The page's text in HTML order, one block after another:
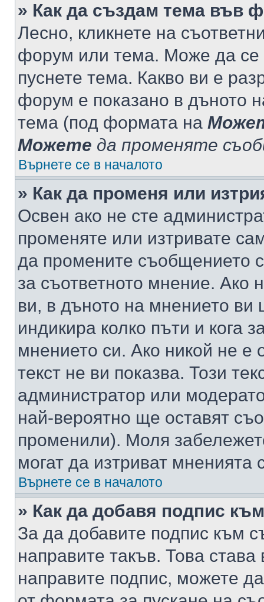
» Как да създам тема във
Лесно, кликнете на
форум или тема. Може да се
пуснете тема. Какво ви е
форум е показано в дъното
тема (под формата на
Можете да променяте
Върнете се в началото
» Как да променя или
Освен ако не сте
променяте или изтривате
да промените съобщението
за съответното мнение. Ако
ви, в дъното на мнението ви
индикира колко пъти и кога
мнението си. Ако никой не е
текст не ви показва. Този
администратор или
най-вероятно ще оставят
променили). Моля
могат да изтриват мненията
Върнете се в началото
» Как да добавя подпис
За да добавите подпис към
направите такъв. Това
направите подпис, можете